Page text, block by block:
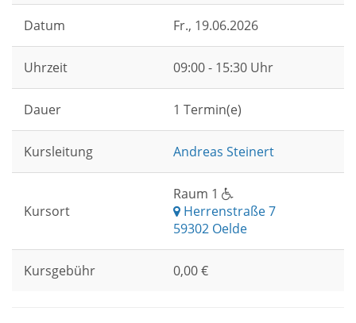
Datum Fr., 19.06.2026
Uhrzeit 09:00 - 15:30 Uhr
Dauer 1 Termin(e)
Kursleitung Andreas Steinert
Kursort
Raum 1
Herrenstraße 7
59302 Oelde
Kursgebühr 0,00 €